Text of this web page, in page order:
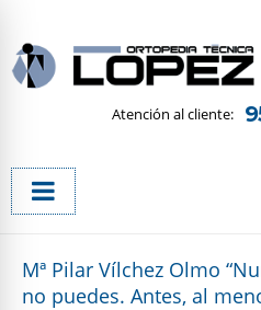
Mª Pilar Vílchez Olmo
no puedes. Antes, al